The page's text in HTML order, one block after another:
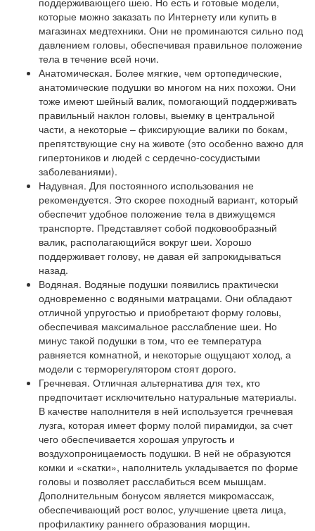
которые можно заказать по Интернету или купить в
магазинах медтехники. Они не проминаются сильно под
давлением головы, обеспечивая правильное положение
тела в течение всей ночи.
Анатомическая. Более мягкие, чем ортопедические,
анатомические подушки во многом на них похожи. Они
тоже имеют шейный валик, помогающий поддерживать
правильный наклон головы, выемку в центральной
части, а некоторые – фиксирующие валики по бокам,
препятствующие сну на животе (это особенно важно для
гипертоников и людей с сердечно-сосудистыми
заболеваниями).
Надувная. Для постоянного использования не
рекомендуется. Это скорее походный вариант, который
обеспечит удобное положение тела в движущемся
транспорте. Представляет собой подковообразный
валик, располагающийся вокруг шеи. Хорошо
поддерживает голову, не давая ей запрокидываться
назад.
Водяная. Водяные подушки появились практически
одновременно с водяными матрацами. Они обладают
отличной упругостью и приобретают форму головы,
обеспечивая максимальное расслабление шеи. Но
минус такой подушки в том, что ее температура
равняется комнатной, и некоторые ощущают холод, а
модели с терморегулятором стоят дорого.
Гречневая. Отличная альтернатива для тех, кто
предпочитает исключительно натуральные материалы.
В качестве наполнителя в ней используется гречневая
лузга, которая имеет форму полой пирамидки, за счет
чего обеспечивается хорошая упругость и
воздухопроницаемость подушки. В ней не образуются
комки и «скатки», наполнитель укладывается по форме
головы и позволяет расслабиться всем мышцам.
Дополнительным бонусом является микромассаж,
обеспечивающий рост волос, улучшение цвета лица,
профилактику раннего образования морщин.